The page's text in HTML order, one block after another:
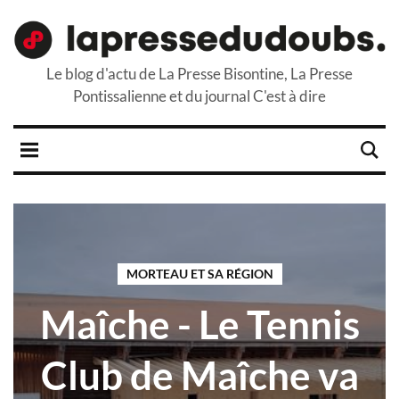
Le blog d'actu de La Presse Bisontine, La Presse
Pontissalienne et du journal C'est à dire
MORTEAU ET SA RÉGION
Maîche - Le Tennis
Club de Maîche va